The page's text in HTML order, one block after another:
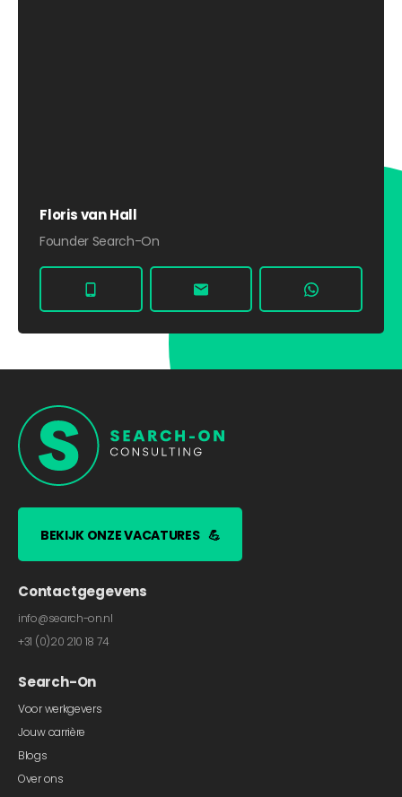
Floris van Hall
Founder Search-On
BEKIJK ONZE VACATURES 💪
Contactgegevens
info@search-on.nl
+31 (0)20 210 18 74
Search-On
Voor werkgevers
Jouw carrière
Blogs
Over ons